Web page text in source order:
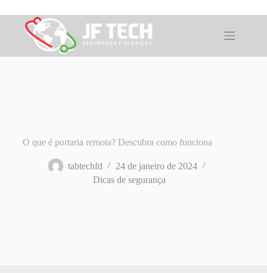
para
conteúdo
O que é portaria remota? Descubra como funciona
tabtechfd
24 de janeiro de 2024
Dicas de segurança